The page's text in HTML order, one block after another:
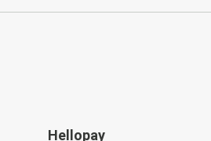
Hellopay